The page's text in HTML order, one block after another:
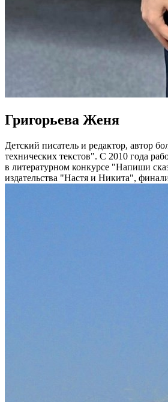
Григорьева Женя
Детский писатель и редактор, автор
технических текстов". С 2010 года
в литературном конкурсе "Напиши
издательства "Настя и Никита",